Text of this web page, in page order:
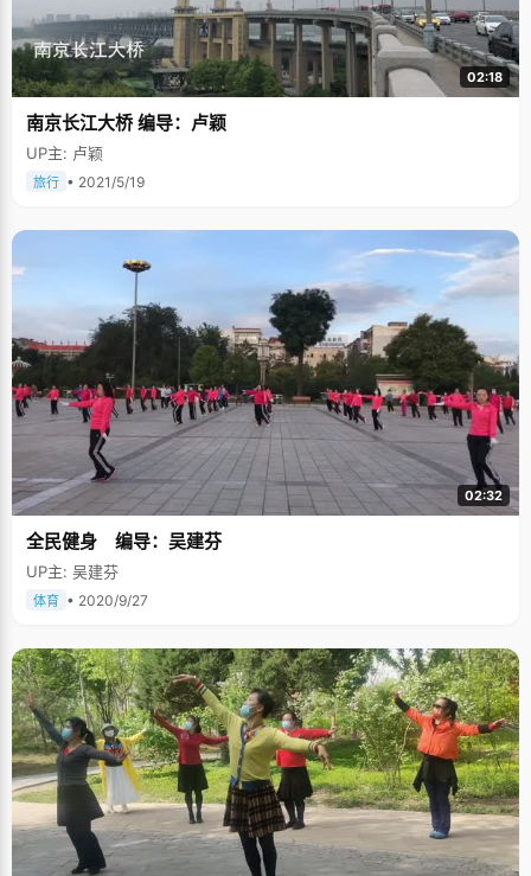
02:18
南京长江大桥 编导：卢颖
UP主: 卢颖
旅行 • 2021/5/19
02:32
全民健身 编导：吴建芬
UP主: 吴建芬
体育 • 2020/9/27